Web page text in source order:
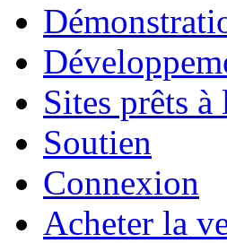
Sites prêts
Soutien
Connexion
Acheter la